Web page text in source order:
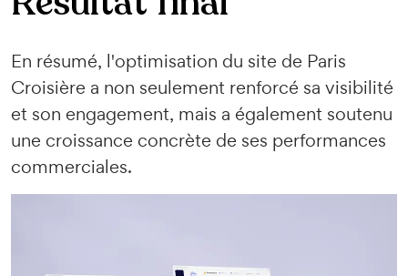
En résumé, l'optimisation du site de Paris
Croisière a non seulement renforcé sa visibilité
et son engagement, mais a également soutenu
une croissance concrète de ses performances
commerciales.